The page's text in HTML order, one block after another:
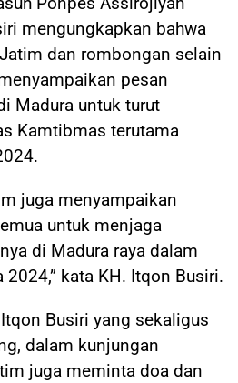
mengungkapkan bahwa
dan rombongan selain
pesan
Madura untuk turut
Kamtibmas terutama
juga menyampaikan
untuk menjaga
di Madura raya dalam
kata KH. Itqon Busiri.
Busiri yang sekaligus
dalam kunjungan
juga meminta doa dan